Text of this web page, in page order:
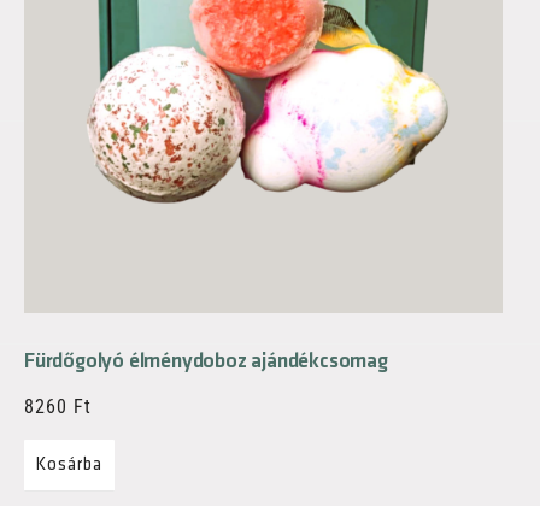
Fürdőgolyó élménydoboz ajándékcsomag
8260 Ft
Kosárba